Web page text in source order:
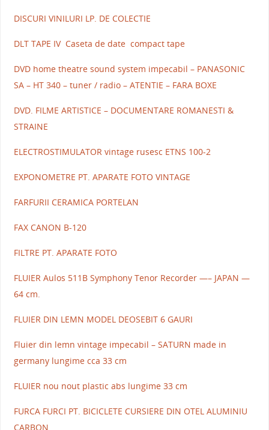
DISCURI VINILURI LP. DE COLECTIE
DLT TAPE IV Caseta de date compact tape
DVD home theatre sound system impecabil – PANASONIC
SA – HT 340 – tuner / radio – ATENTIE – FARA BOXE
DVD. FILME ARTISTICE – DOCUMENTARE ROMANESTI &
STRAINE
ELECTROSTIMULATOR vintage rusesc ETNS 100-2
EXPONOMETRE PT. APARATE FOTO VINTAGE
FARFURII CERAMICA PORTELAN
FAX CANON B-120
FILTRE PT. APARATE FOTO
FLUIER Aulos 511B Symphony Tenor Recorder —– JAPAN —
64 cm.
FLUIER DIN LEMN MODEL DEOSEBIT 6 GAURI
Fluier din lemn vintage impecabil – SATURN made in
germany lungime cca 33 cm
FLUIER nou nout plastic abs lungime 33 cm
FURCA FURCI PT. BICICLETE CURSIERE DIN OTEL ALUMINIU
CARBON